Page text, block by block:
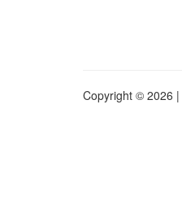
Copyright © 2026 |